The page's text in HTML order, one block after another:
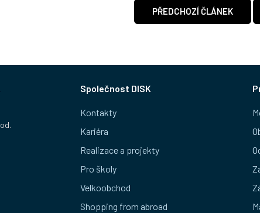
PŘEDCHOZÍ ČLÁNEK
Společnost DISK
Kontakty
Kariéra
Realizace a projekty
Pro školy
Velkoobchod
Shopping from abroad